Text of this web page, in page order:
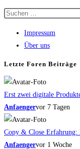
Impressum
Über uns
Letzte Foren Beiträge
Erst zwei digitale
Anfaengervor 7 Tagen
Copy & Close Erfahrung:
Anfaengervor 1 Woche